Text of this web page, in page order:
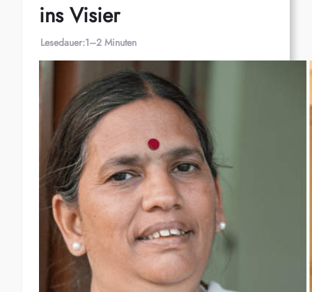
ins Visier
Lesedauer:1–2 Minuten